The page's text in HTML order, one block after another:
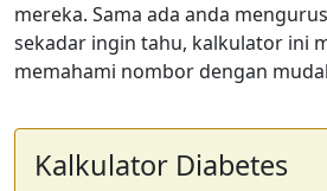
mereka. Sama ada anda
sekadar ingin tahu, kalkulator ini
memahami nombor dengan
Kalkulator Diabetes